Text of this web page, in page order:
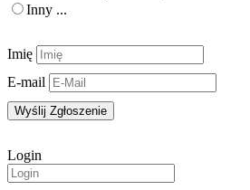
Inny ...
Imię
E-mail
Login